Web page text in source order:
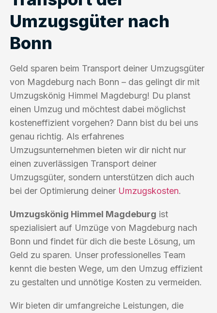
Umzugsgüter nach
Bonn
Geld sparen beim Transport deiner Umzugsgüter
von Magdeburg nach Bonn – das gelingt dir mit
Umzugskönig Himmel Magdeburg! Du planst
einen Umzug und möchtest dabei möglichst
kosteneffizient vorgehen? Dann bist du bei uns
genau richtig. Als erfahrenes
Umzugsunternehmen bieten wir dir nicht nur
einen zuverlässigen Transport deiner
Umzugsgüter, sondern unterstützen dich auch
bei der Optimierung deiner Umzugskosten.
Umzugskönig Himmel Magdeburg ist
spezialisiert auf Umzüge von Magdeburg nach
Bonn und findet für dich die beste Lösung, um
Geld zu sparen. Unser professionelles Team
kennt die besten Wege, um den Umzug effizient
zu gestalten und unnötige Kosten zu vermeiden.
Wir bieten dir umfangreiche Leistungen, die